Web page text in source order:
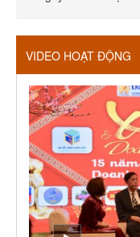
VIDEO HOẠT ĐỘNG